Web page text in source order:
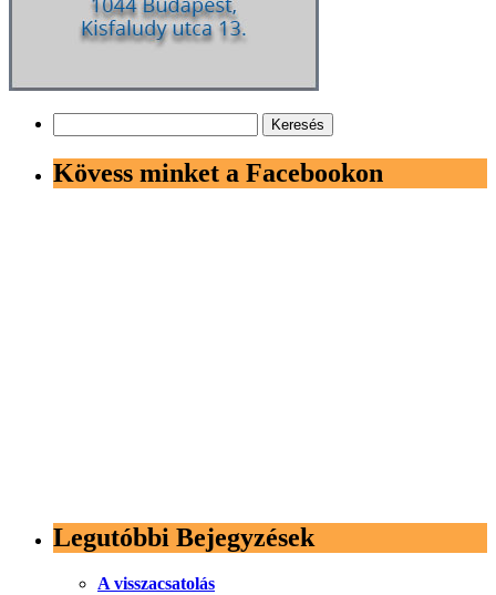
Kövess minket a Facebookon
Legutóbbi Bejegyzések
A visszacsatolás